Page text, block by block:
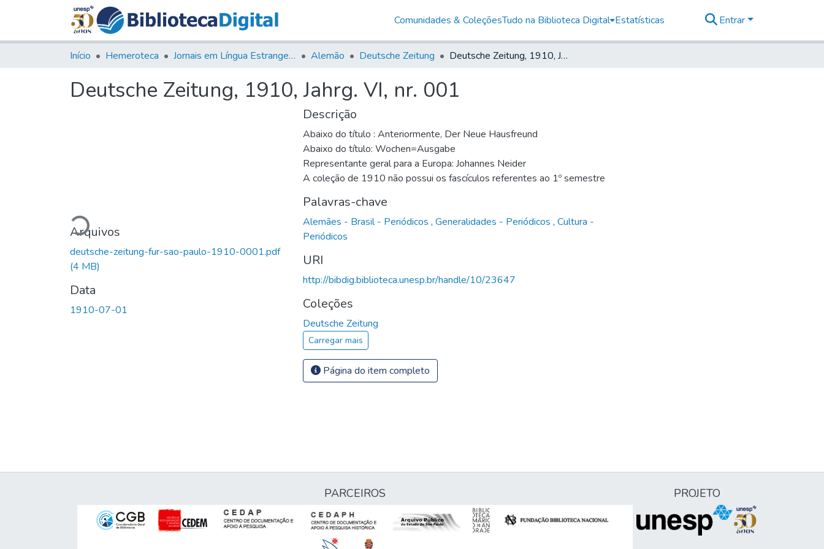
Comunidades & ColeçõesTudo na Biblioteca Digital Estatísticas Entrar
Início Hemeroteca Jornais em Língua Estrangeira Alemão Deutsche Zeitung Deutsche Zeitung, 1910, Jahrg. VI, nr. 001
Deutsche Zeitung, 1910, Jahrg. VI, nr. 001
Carregando...
Arquivos
deutsche-zeitung-fur-sao-paulo-1910-0001.pdf
(4 MB)
Data
1910-07-01
Descrição
Abaixo do título : Anteriormente, Der Neue Hausfreund
Abaixo do título: Wochen=Ausgabe
Representante geral para a Europa: Johannes Neider
A coleção de 1910 não possui os fascículos referentes ao 1º semestre
Palavras-chave
Alemães - Brasil - Periódicos , Generalidades - Periódicos , Cultura -
Periódicos
URI
http://bibdig.biblioteca.unesp.br/handle/10/23647
Coleções
Deutsche Zeitung
Carregar mais
Página do item completo
PARCEIROS PROJETO